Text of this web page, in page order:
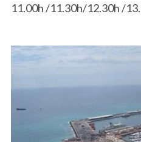
11.00h /11.30h/12.30h /